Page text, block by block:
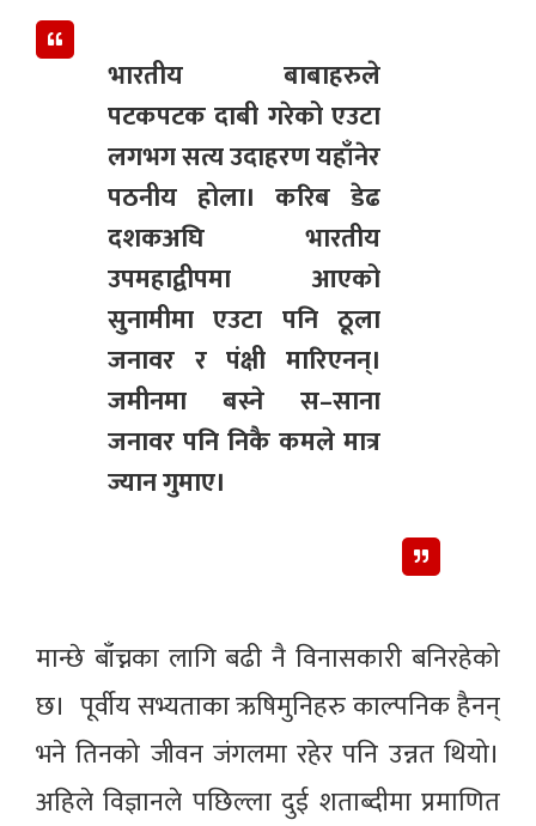
भारतीय बाबाहरुले
पटकपटक दाबी गरेको एउटा
लगभग सत्य उदाहरण यहाँनेर
पठनीय होला। करिब डेढ
दशकअघि भारतीय
उपमहाद्वीपमा आएको
सुनामीमा एउटा पनि ठूला
जनावर र पंक्षी मारिएनन्।
जमीनमा बस्ने स–साना
जनावर पनि निकै कमले मात्र
ज्यान गुमाए।
मान्छे बाँच्नका लागि बढी नै विनासकारी बनिरहेको
छ। पूर्वीय सभ्यताका ऋषिमुनिहरु काल्पनिक हैनन्
भने तिनको जीवन जंगलमा रहेर पनि उन्नत थियो।
अहिले विज्ञानले पछिल्ला दुई शताब्दीमा प्रमाणित